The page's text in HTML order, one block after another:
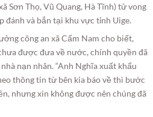
Sơn Thọ, Vũ Quang, Hà Tĩnh) tử vong
đánh và bắn tại khu vực tỉnh Uige.
công an xã Cẩm Nam cho biết,
được đưa về nước, chính quyền đã
nạn nhân. “Anh Nghĩa xuất khẩu
thông tin từ bên kia báo về thì bước
nhưng xin không được nên chúng đã